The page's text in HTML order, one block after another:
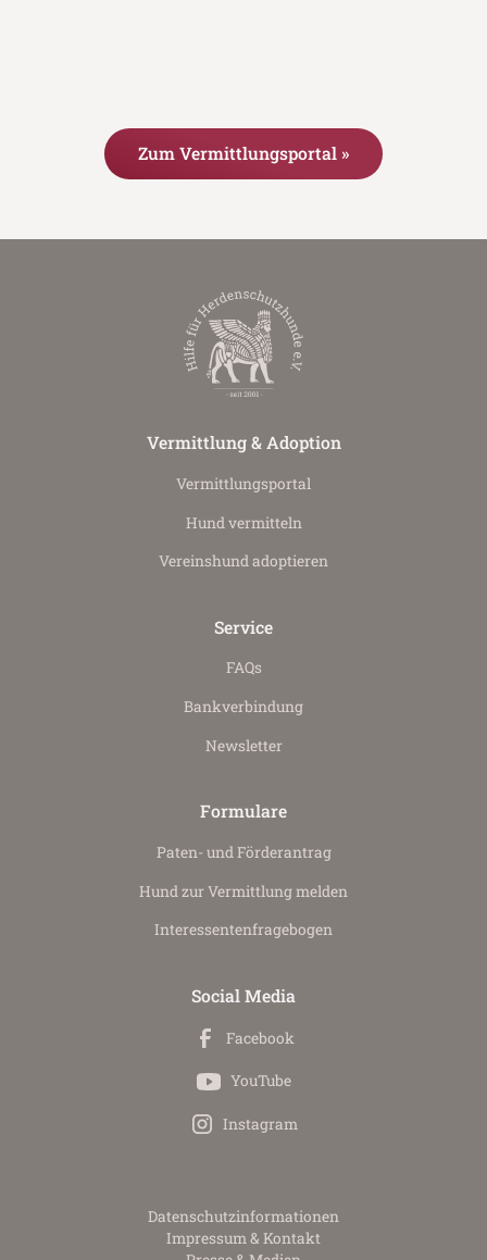
Zum Vermittlungsportal »
Vermittlung & Adoption
Vermittlungs­portal
Hund vermitteln
Vereinshund adoptieren
Service
FAQs
Bankverbindung
Newsletter
Formulare
Paten- und Förderantrag
Hund zur Vermittlung melden
Interessenten­fragebogen
Social Media
Facebook
YouTube
Instagram
Datenschutz­informationen
Impressum & Kontakt